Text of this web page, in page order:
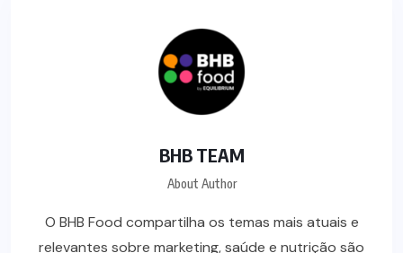
BHB TEAM
About Author
O BHB Food compartilha os temas mais atuais e
relevantes sobre marketing, saúde e nutrição são